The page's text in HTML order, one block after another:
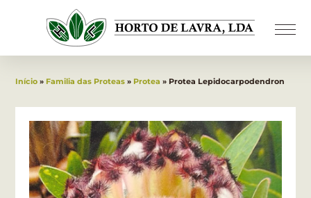
Início » Familia das Proteas » Protea » Protea Lepidocarpodendron